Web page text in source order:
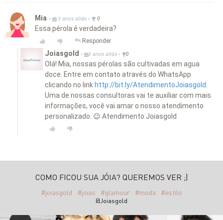
Mia • 3 anos atrás • 0
Essa pérola é verdadeira?
Responder
Joiasgold • 3 anos atrás • 0
Olá! Mia, nossas pérolas são cultivadas em agua
doce. Entre em contato através do WhatsApp
clicando no link http://bit.ly/AtendimentoJoiasgold.
Uma de nossas consultoras vai te auxiliar com mais
informações, você vai amar o nosso atendimento
personalizado. 😉 Atendimento Joiasgold
COMO FICOU SUA JÓIA? QUEREMOS VER ;)
#joiasgold #joias #glamour #moda #estilo
@Joiasgold